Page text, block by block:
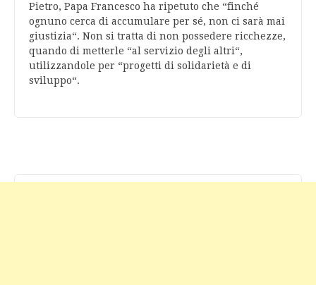
Pietro, Papa Francesco ha ripetuto che “finché
ognuno cerca di accumulare per sé, non ci sarà mai
giustizia“. Non si tratta di non possedere ricchezze,
quando di metterle “al servizio degli altri“,
utilizzandole per “progetti di solidarietà e di
sviluppo“.